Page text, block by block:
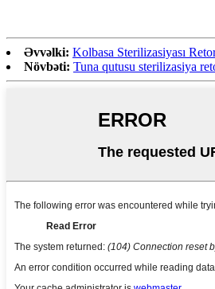
Əvvəlki: Kolbasa Sterilizasiyası
Növbəti: Tuna qutusu sterilizasiya